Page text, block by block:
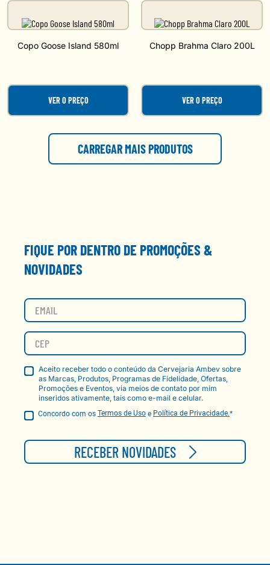
Copo Goose Island 580ml
VER O PREÇO
Chopp Brahma Claro 200L
VER O PREÇO
FIQUE POR DENTRO DE PROMOÇÕES &
NOVIDADES
Aceito receber todo o conteúdo da Cervejaria Ambev sobre
as Marcas, Produtos, Programas de Fidelidade, Ofertas,
Promoções e Eventos, via meios de contato por mim
inseridos ativamente, tais como e-mail e celular.
Concordo com os Termos de Uso e Política de Privacidade.*
RECEBER NOVIDADES